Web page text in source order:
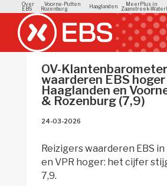
Over
EBS
Voorne-Putten
Rozenburg
Haaglanden
MeerPlus in
Zaanstreek-
OV-
waarderen EBS hoger
Haaglanden en
& Rozenburg (7,9)
24-03-2026
Reizigers waarderen EBS
en VPR hoger: het cijfer
7,9.